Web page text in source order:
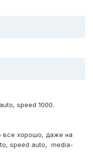
speed 1000.
все хорошо, даже на
speed auto, media-